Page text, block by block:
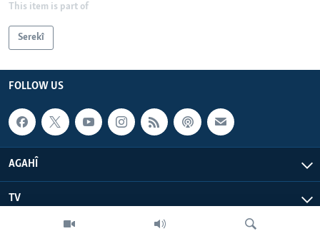
This item is part of
Serekî
FOLLOW US
AGAHÎ
TV